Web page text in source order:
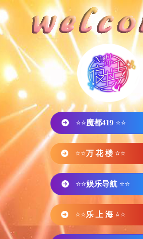
⭐⭐魔都419 ⭐⭐
⭐⭐万 花 楼 ⭐⭐
⭐⭐娱乐导航 ⭐⭐
⭐⭐乐 上 海 ⭐⭐